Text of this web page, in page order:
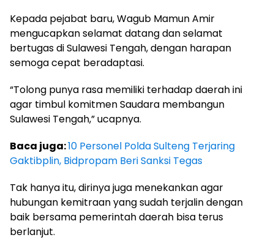
Kepada pejabat baru, Wagub Mamun Amir
mengucapkan selamat datang dan selamat
bertugas di Sulawesi Tengah, dengan harapan
semoga cepat beradaptasi.
“Tolong punya rasa memiliki terhadap daerah ini
agar timbul komitmen Saudara membangun
Sulawesi Tengah,” ucapnya.
Baca juga:10 Personel Polda Sulteng Terjaring
Gaktibplin, Bidpropam Beri Sanksi Tegas
Tak hanya itu, dirinya juga menekankan agar
hubungan kemitraan yang sudah terjalin dengan
baik bersama pemerintah daerah bisa terus
berlanjut.